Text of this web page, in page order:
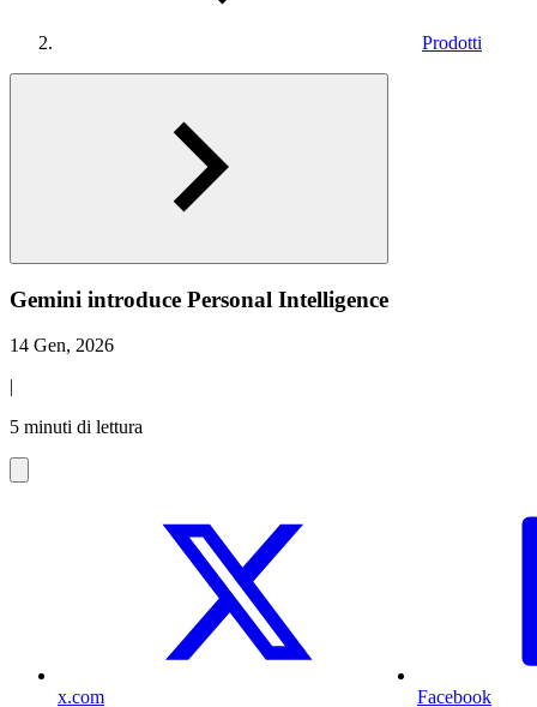
Prodotti
Gemini introduce Personal Intelligence
14 Gen, 2026
|
5 minuti di lettura
x.com Facebook